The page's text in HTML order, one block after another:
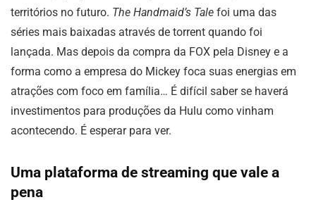
territórios no futuro. The Handmaid’s Tale foi uma das
séries mais baixadas através de torrent quando foi
lançada. Mas depois da compra da FOX pela Disney e a
forma como a empresa do Mickey foca suas energias em
atrações com foco em família… É difícil saber se haverá
investimentos para produções da Hulu como vinham
acontecendo. É esperar para ver.
Uma plataforma de streaming que vale a
pena